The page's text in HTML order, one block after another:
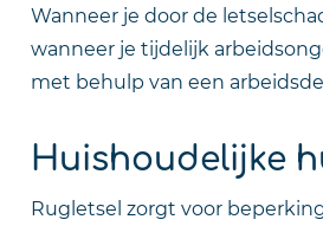
Wanneer je door de
wanneer je tijdelijk
met behulp van een
Huishoudelijke
Rugletsel zorgt voor